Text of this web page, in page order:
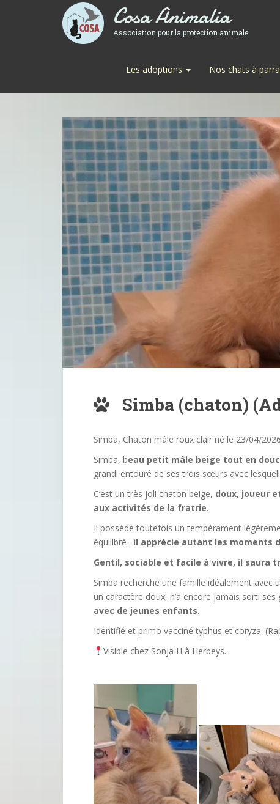
Cosa Animalia
Association pour la protection animale
Les adoptions Nos chats à
Simba (chaton)
Simba, Chaton mâle roux clair né le 23/04/
Simba, beau petit mâle beige tout en
grandi entouré de ses trois sœurs avec
C’est un très joli chaton beige, doux, joueur
aux activités de la fratrie.
Il possède toutefois un tempérament
équilibré : il apprécie autant les moments
Gentil, sociable et facile à vivre, il saura
Simba recherche une famille idéalement avec
un caractère doux, n’a encore jamais sorti ses
avec de jeunes enfants.
Identifié et primo vacciné typhus et coryza.
Visible chez Sonja H à Herbeys.